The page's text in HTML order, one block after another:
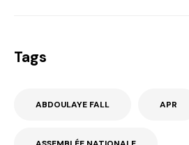
Tags
ABDOULAYE FALL APR